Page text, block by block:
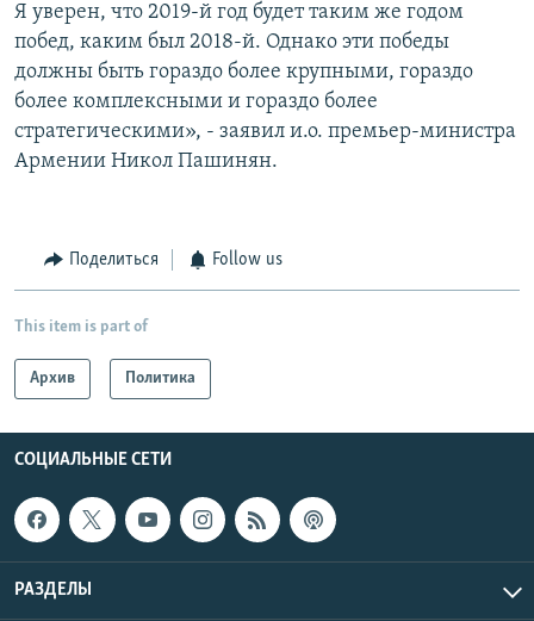
Я уверен, что 2019-й год будет таким же годом
побед, каким был 2018-й. Однако эти победы
должны быть гораздо более крупными, гораздо
более комплексными и гораздо более
стратегическими», - заявил и.о. премьер-министра
Армении Никол Пашинян.
Поделиться Follow us
This item is part of
Архив Политика
СОЦИАЛЬНЫЕ СЕТИ
РАЗДЕЛЫ